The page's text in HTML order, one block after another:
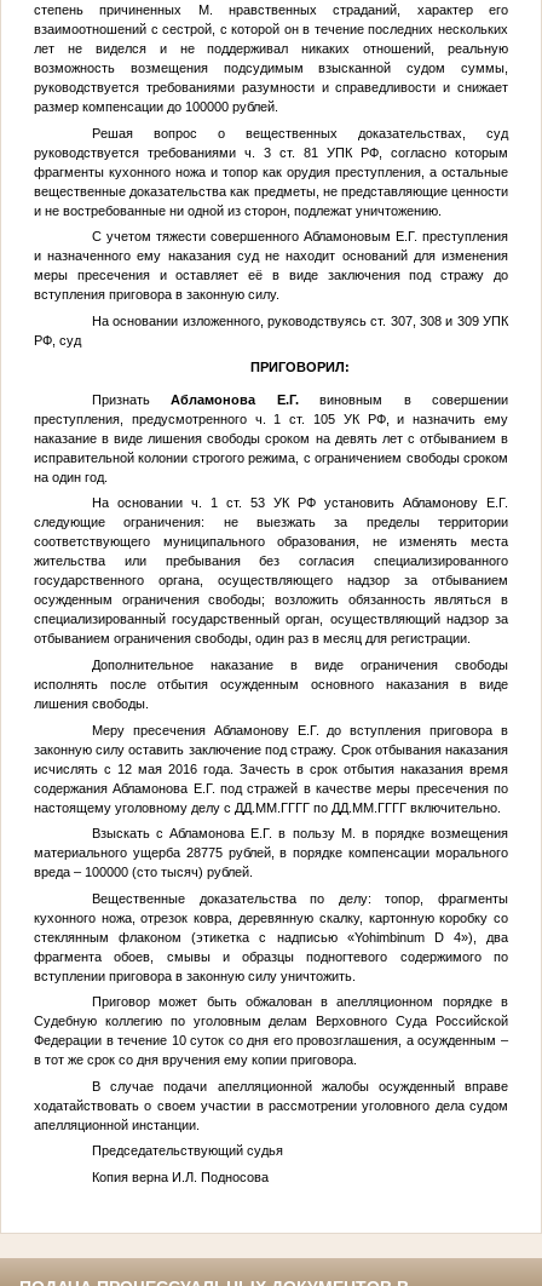
степень причиненных М.
нравственных страданий, характер его
взаимоотношений с сестрой, с которой он в течение последних нескольких
лет не виделся и не поддерживал никаких отношений, реальную
возможность возмещения подсудимым взысканной судом суммы,
руководствуется требованиями разумности и справедливости и снижает
размер компенсации до 100000 рублей.
Решая вопрос о вещественных доказательствах, суд
руководствуется требованиями ч. 3 ст. 81 УПК РФ, согласно которым
фрагменты кухонного ножа и топор как орудия преступления, а остальные
вещественные доказательства как предметы, не представляющие ценности
и не востребованные ни одной из сторон, подлежат уничтожению.
С учетом тяжести совершенного Абламоновым Е.Г. преступления
и назначенного ему наказания суд не находит оснований для изменения
меры пресечения и оставляет её в виде заключения под стражу до
вступления приговора в законную силу.
На основании изложенного, руководствуясь ст. 307, 308 и 309 УПК
РФ, суд
ПРИГОВОРИЛ:
Признать Абламонова Е.Г.виновным в совершении
преступления, предусмотренного ч. 1 ст. 105 УК РФ, и назначить ему
наказание в виде лишения свободы сроком на девять лет с отбыванием в
исправительной колонии строгого режима, с ограничением свободы сроком
на один год.
На основании ч. 1 ст. 53 УК РФ установить Абламонову Е.Г.
следующие ограничения: не выезжать за пределы территории
соответствующего муниципального образования, не изменять места
жительства или пребывания без согласия специализированного
государственного органа, осуществляющего надзор за отбыванием
осужденным ограничения свободы; возложить обязанность являться в
специализированный государственный орган, осуществляющий надзор за
отбыванием ограничения свободы, один раз в месяц для регистрации.
Дополнительное наказание в виде ограничения свободы
исполнять после отбытия осужденным основного наказания в виде
лишения свободы.
Меру пресечения Абламонову Е.Г. до вступления приговора в
законную силу оставить заключение под стражу. Срок отбывания наказания
исчислять с 12 мая 2016 года. Зачесть в срок отбытия наказания время
содержания Абламонова Е.Г. под стражей в качестве меры пресечения по
настоящему уголовному делу с ДД.ММ.ГГГГпо ДД.ММ.ГГГГвключительно.
Взыскать с Абламонова Е.Г. в пользу М.
в порядке возмещения
материального ущерба 28775 рублей, в порядке компенсации морального
вреда – 100000 (сто тысяч) рублей.
Вещественные доказательства по делу: топор, фрагменты
кухонного ножа, отрезок ковра, деревянную скалку, картонную коробку со
стеклянным флаконом (этикетка с надписью «Yohimbinum D 4»), два
фрагмента обоев, смывы и образцы подногтевого содержимого по
вступлении приговора в законную силу уничтожить.
Приговор может быть обжалован в апелляционном порядке в
Судебную коллегию по уголовным делам Верховного Суда Российской
Федерации в течение 10 суток со дня его провозглашения, а осужденным –
в тот же срок со дня вручения ему копии приговора.
В случае подачи апелляционной жалобы осужденный вправе
ходатайствовать о своем участии в рассмотрении уголовного дела судом
апелляционной инстанции.
Председательствующий судья
Копия верна И.Л. Подносова